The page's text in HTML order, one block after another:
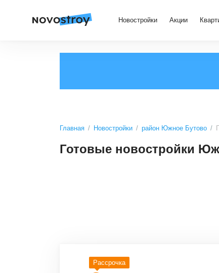
Новостройки Акции
Главная Новостройки район Южное Бутово
Готовые новостройки
Рассрочка